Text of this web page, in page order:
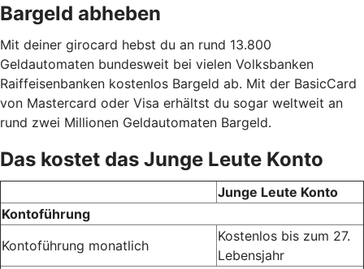
Bargeld abheben
Mit deiner girocard hebst du an rund 13.800
Geldautomaten bundesweit bei vielen Volksbanken
Raiffeisenbanken kostenlos Bargeld ab. Mit der BasicCard
von Mastercard oder Visa erhältst du sogar weltweit an
rund zwei Millionen Geldautomaten Bargeld.
Das kostet das Junge Leute Konto
Junge Leute Konto
Kontoführung
Kontoführung monatlich
Kostenlos bis zum 27.
Lebensjahr